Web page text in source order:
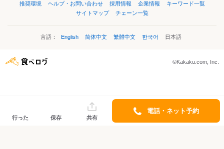
推奨環境
ヘルプ・お問い合わせ 採用情報 企業情報
キーワード一覧
サイトマップ
チェーン一覧
言語： English 简体中文 繁體中文 한국어 日本語
©Kakaku.com, Inc.
行った 保存 共有
電話・ネット予約